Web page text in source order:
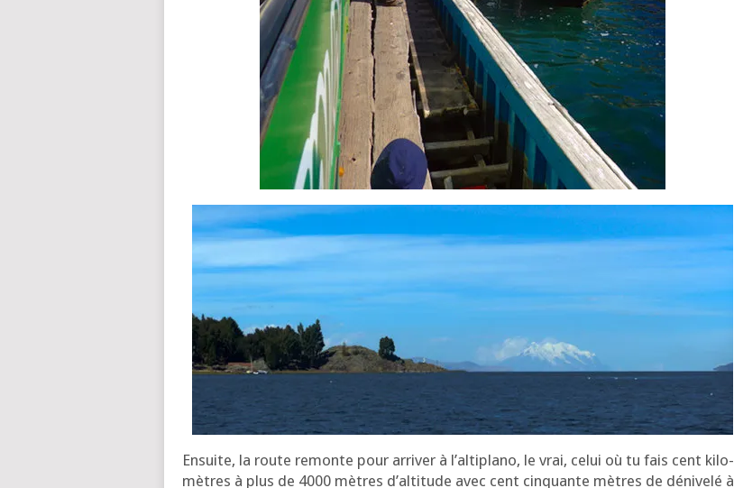
Ensuite, la route remonte pour arri­ver à l’al­ti­pla­no, le vrai, celui où tu fais cent kilo­
mètres à plus de 4000 mètres d’al­ti­tude avec cent cin­quante mètres de déni­ve­lé à